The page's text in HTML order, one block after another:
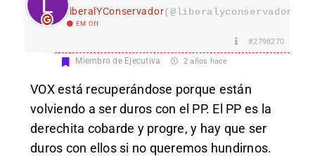
LiberalYConservador
EM Off
#2798270
Miembro de Ejecutiva 2 años hace
VOX está recuperándose porque están
volviendo a ser duros con el PP. El PP es la
derechita cobarde y progre, y hay que ser
duros con ellos si no queremos hundirnos.